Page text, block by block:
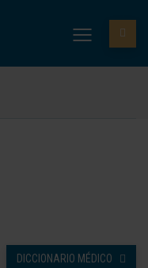
DICCIONARIO MÉDICO